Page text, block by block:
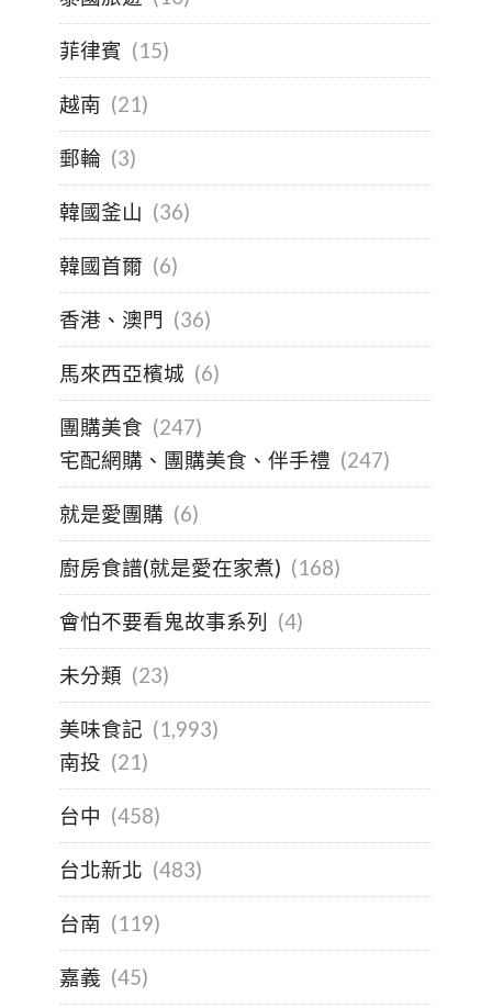
菲律賓 (15)
越南 (21)
郵輪 (3)
韓國釜山 (36)
韓國首爾 (6)
香港、澳門 (36)
馬來西亞檳城 (6)
團購美食 (247)
宅配網購、團購美食、伴手禮 (247)
就是愛團購 (6)
廚房食譜(就是愛在家煮) (168)
會怕不要看鬼故事系列 (4)
未分類 (23)
美味食記 (1,993)
南投 (21)
台中 (458)
台北新北 (483)
台南 (119)
嘉義 (45)